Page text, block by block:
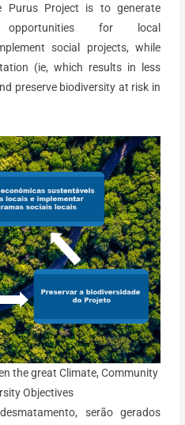
Purus Project is to generate
opportunities for local
social projects, while
(ie, which results in less
preserve biodiversity at risk in
the great Climate, Community
Objectives
serão gerados